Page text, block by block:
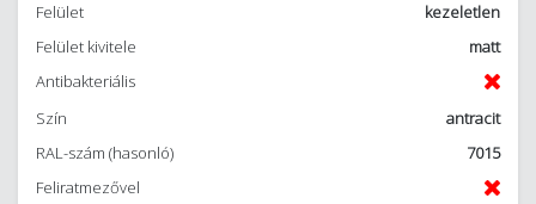
Felület
kezeletlen
Felület kivitele
matt
Antibakteriális
Szín
antracit
RAL-szám (hasonló)
7015
Feliratmezővel